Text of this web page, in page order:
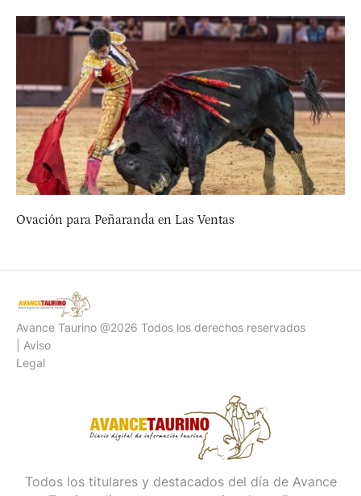
Ovación para Peñaranda en Las Ventas
Avance Taurino @2026 Todos los derechos reservados
| Aviso
Legal
Todos los titulares y destacados del día de Avance